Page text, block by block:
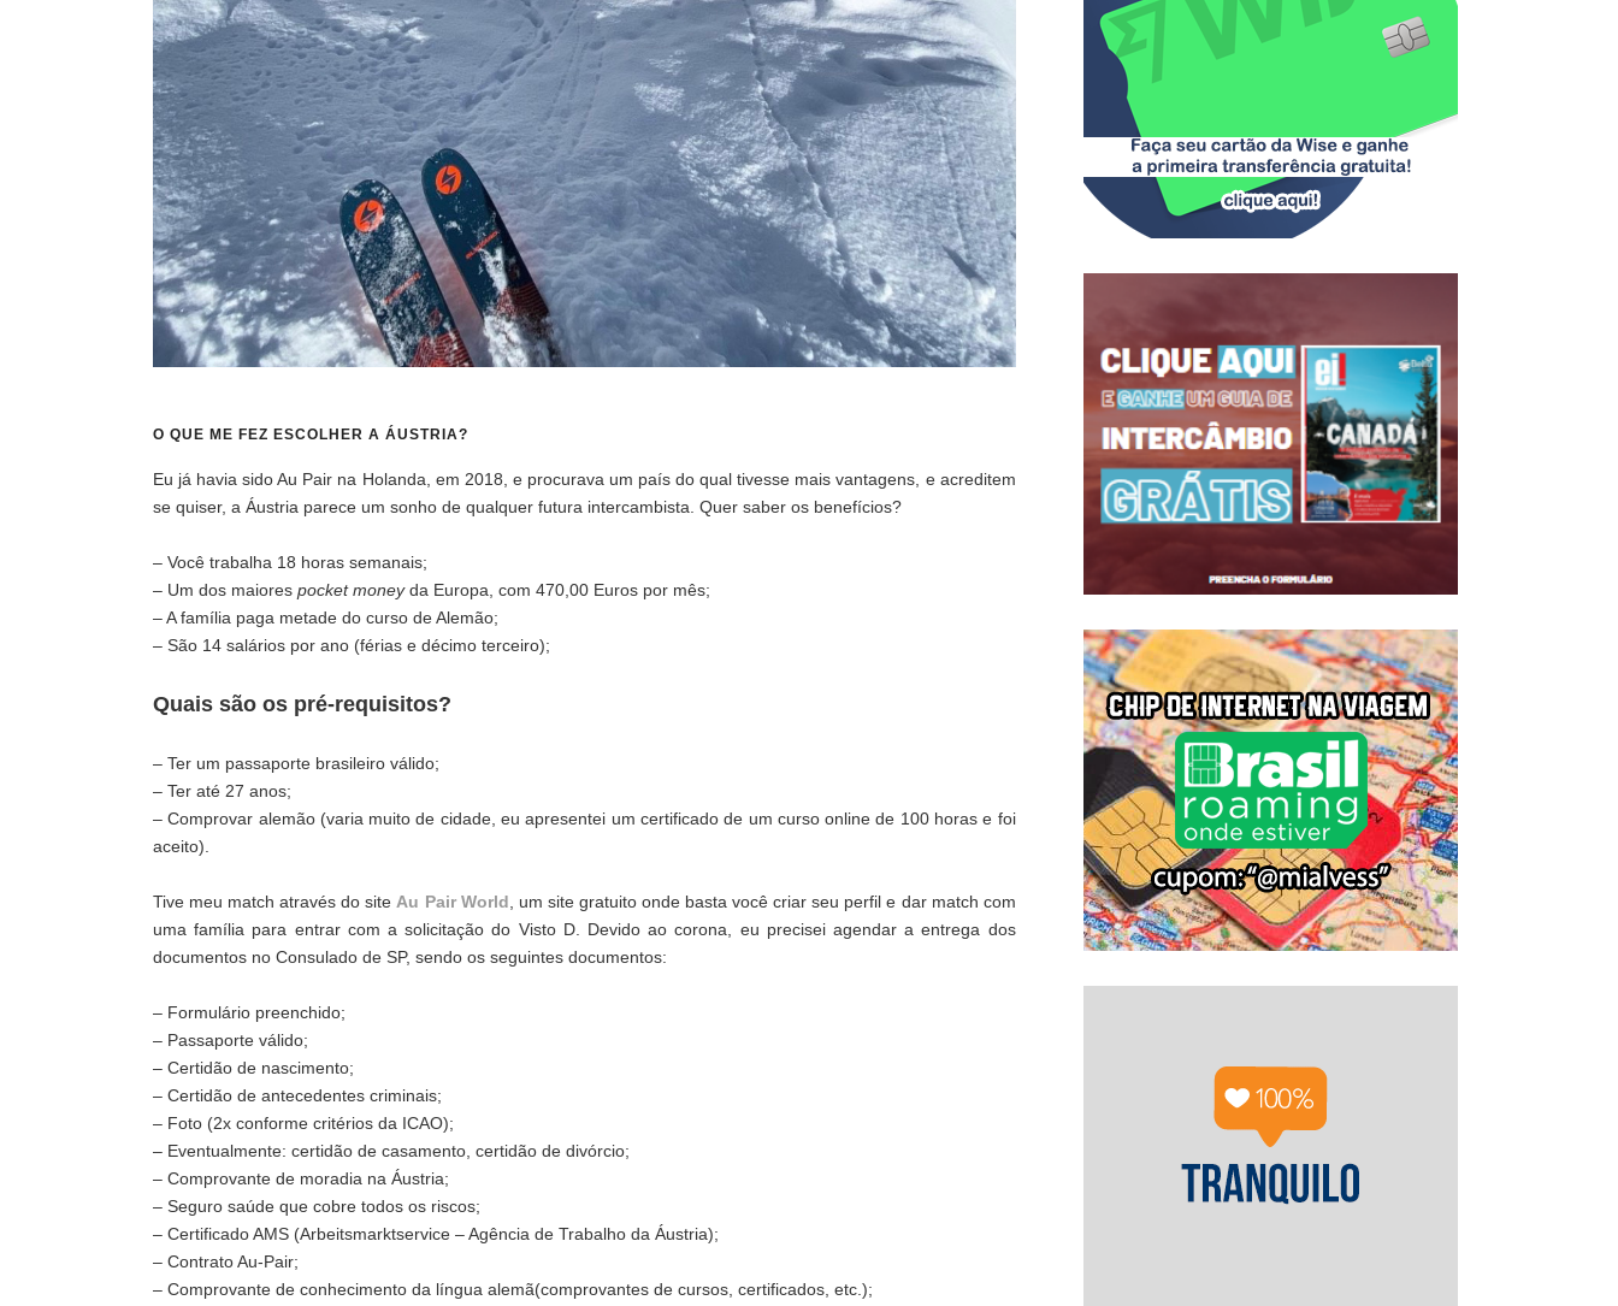
O QUE ME FEZ ESCOLHER A ÁUSTRIA?
Eu já havia sido Au Pair na Holanda, em 2018, e procurava um país do qual tivesse mais vantagens, e acreditem
se quiser, a Áustria parece um sonho de qualquer futura intercambista. Quer saber os benefícios?
– Você trabalha 18 horas semanais;
– Um dos maiores pocket moneyda Europa, com 470,00 Euros por mês;
– A família paga metade do curso de Alemão;
– São 14 salários por ano (férias e décimo terceiro);
Quais são os pré-requisitos?
– Ter um passaporte brasileiro válido;
– Ter até 27 anos;
– Comprovar alemão (varia muito de cidade, eu apresentei um certificado de um curso online de 100 horas e foi
aceito).
Tive meu match através do site Au Pair World , um site gratuito onde basta você criar seu perfil e dar match com
uma família para entrar com a solicitação do Visto D. Devido ao corona, eu precisei agendar a entrega dos
documentos no Consulado de SP, sendo os seguintes documentos:
– Formulário preenchido;
– Passaporte válido;
– Certidão de nascimento;
– Certidão de antecedentes criminais;
– Foto (2x conforme critérios da ICAO);
– Eventualmente: certidão de casamento, certidão de divórcio;
– Comprovante de moradia na Áustria;
– Seguro saúde que cobre todos os riscos;
– Certificado AMS (Arbeitsmarktservice – Agência de Trabalho da Áustria);
– Contrato Au-Pair;
– Comprovante de conhecimento da língua alemã(comprovantes de cursos, certificados, etc.);